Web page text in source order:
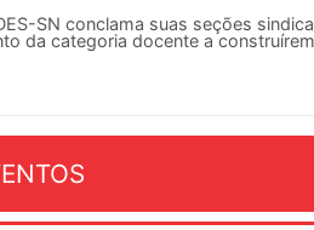
SN conclama suas seções
da categoria docente a